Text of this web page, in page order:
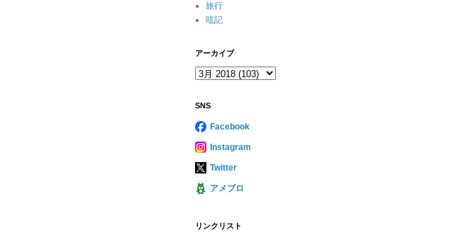
旅行
呟記
アーカイブ
SNS
Facebook
Instagram
Twitter
アメブロ
リンクリスト